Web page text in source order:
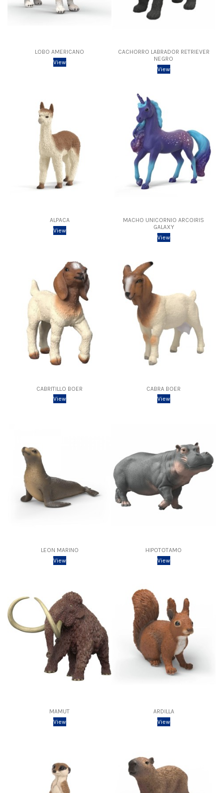
LOBO AMERICANO
View
CACHORRO LABRADOR RETRIEVER
NEGRO
View
ALPACA
View
MACHO UNICORNIO ARCOIRIS
GALAXY
View
CABRITILLO BOER
View
CABRA BOER
View
LEON MARINO
View
HIPOTOTAMO
View
MAMUT
View
ARDILLA
View